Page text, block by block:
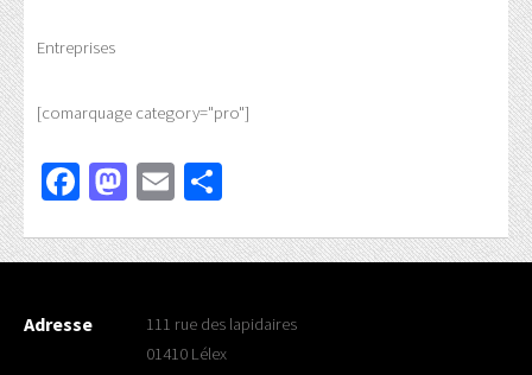
Entreprises
[comarquage category="pro"]
Facebook
Mastodon
Email
Adresse
111 rue des lapidaires
01410 Lélex